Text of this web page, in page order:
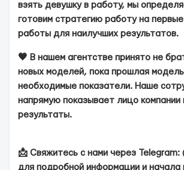
взять девушку в работу, мы
готовим стратегию работу на
работы для наилучших результатов.
🖤 В нашем агентстве принято не
новых моделей, пока прошлая
необходимые показатели. Наше
напрямую показывает лицо компании
результаты.
📩 Свяжитесь с нами через Telegram:
для подробной информации и начала